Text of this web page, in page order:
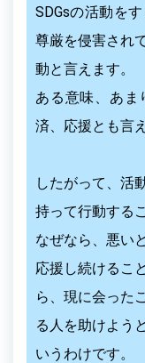
SDGsの活動を
尊厳を侵害され
動と言えます。
ある意味、あま
済、応援とも言
したがって、活
持って行動する
なぜなら、悪い
応援し続けるこ
ら、現に会った
る人を助けよう
いうわけです。